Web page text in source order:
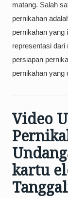
matang. Salah
pernikahan
pernikahan yang
representasi
persiapan
pernikahan
Video
kartu